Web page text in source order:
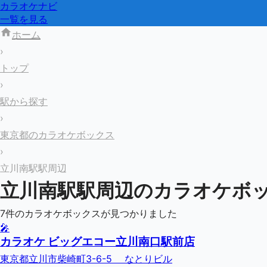
カラオケナビ
一覧を見る
ホーム
›
トップ
›
駅から探す
›
東京都のカラオケボックス
›
立川南駅駅周辺
立川南駅駅周辺のカラオケボ
7件のカラオケボックスが見つかりました
🎤
カラオケ ビッグエコー立川南口駅前店
東京都立川市柴崎町3-6-5 なとりビル